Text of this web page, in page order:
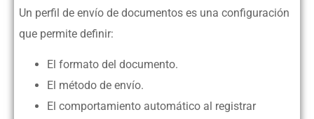
Un perfil de envío de documentos es una configuración
que permite definir:
El formato del documento.
El método de envío.
El comportamiento automático al registrar